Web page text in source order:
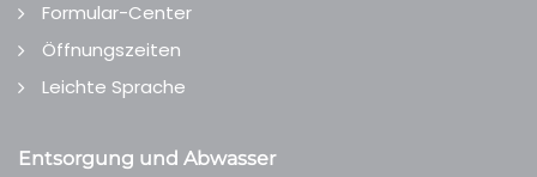
Formular-Center
Öffnungszeiten
Leichte Sprache
Entsorgung und Abwasser